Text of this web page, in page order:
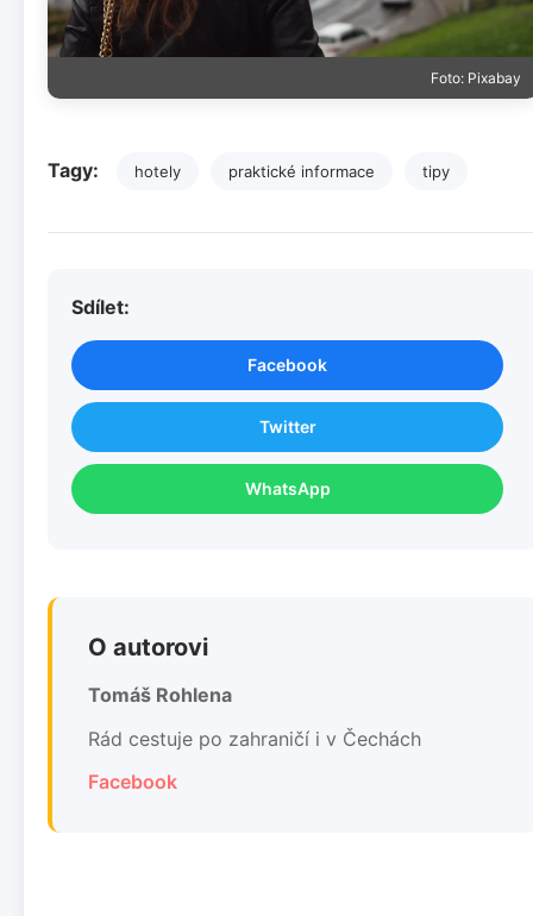
Foto: Pixabay
Tagy: hotely praktické informace tipy
Sdílet:
Facebook
Twitter
WhatsApp
O autorovi
Tomáš Rohlena
Rád cestuje po zahraničí i v Čechách
Facebook